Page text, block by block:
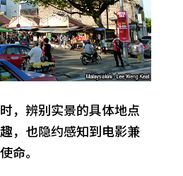
，辨别实景的具体地点
，也隐约感知到电影兼
命。